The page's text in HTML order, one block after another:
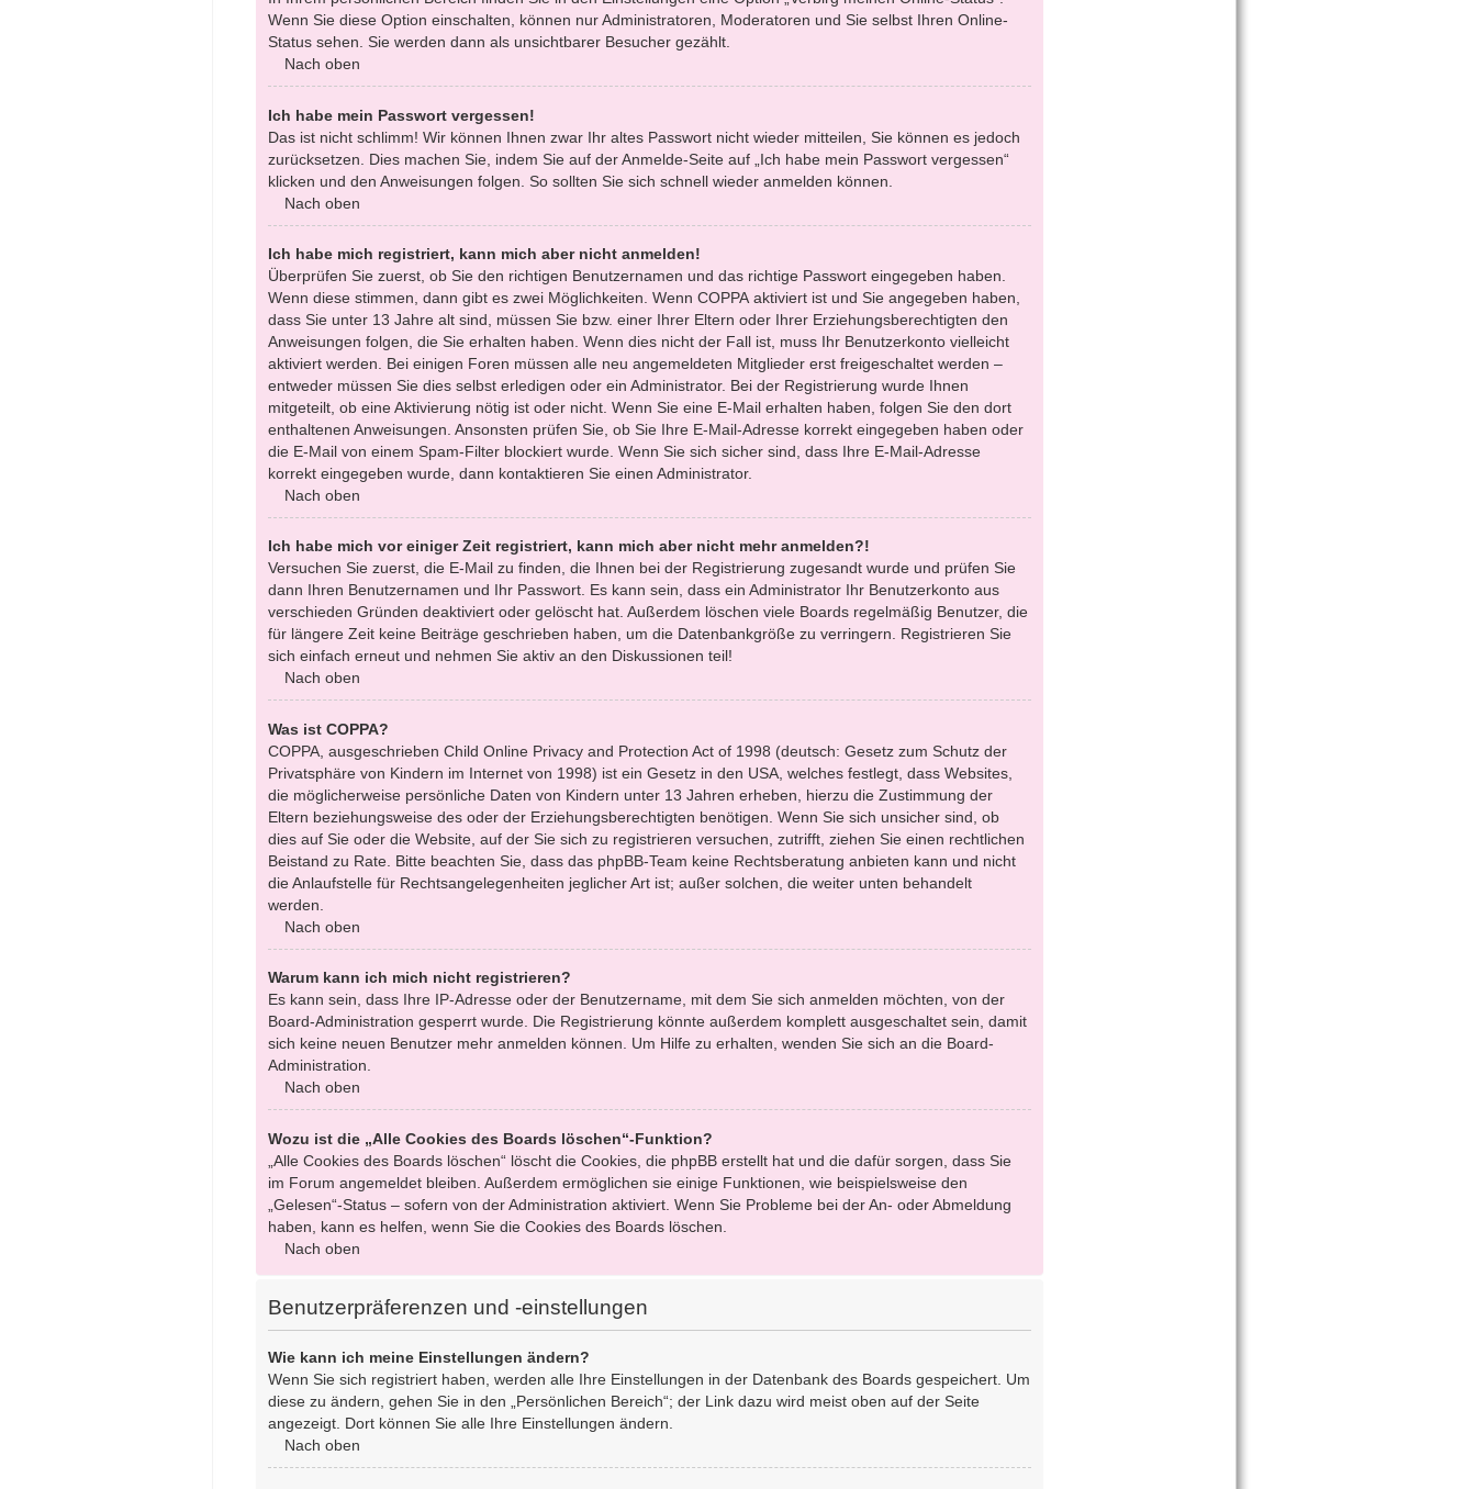
Wenn Sie diese Option einschalten, können nur Administratoren, Moderatoren und Sie selbst Ihren Online-
Status sehen. Sie werden dann als unsichtbarer Besucher gezählt.
Nach oben
Ich habe mein Passwort vergessen!
Das ist nicht schlimm! Wir können Ihnen zwar Ihr altes Passwort nicht wieder mitteilen, Sie können es jedoch
zurücksetzen. Dies machen Sie, indem Sie auf der Anmelde-Seite auf „Ich habe mein Passwort vergessen“
klicken und den Anweisungen folgen. So sollten Sie sich schnell wieder anmelden können.
Nach oben
Ich habe mich registriert, kann mich aber nicht anmelden!
Überprüfen Sie zuerst, ob Sie den richtigen Benutzernamen und das richtige Passwort eingegeben haben.
Wenn diese stimmen, dann gibt es zwei Möglichkeiten. Wenn COPPAaktiviert ist und Sie angegeben haben,
dass Sie unter 13 Jahre alt sind, müssen Sie bzw. einer Ihrer Eltern oder Ihrer Erziehungsberechtigten den
Anweisungen folgen, die Sie erhalten haben. Wenn dies nicht der Fall ist, muss Ihr Benutzerkonto vielleicht
aktiviert werden. Bei einigen Foren müssen alle neu angemeldeten Mitglieder erst freigeschaltet werden –
entweder müssen Sie dies selbst erledigen oder ein Administrator. Bei der Registrierung wurde Ihnen
mitgeteilt, ob eine Aktivierung nötig ist oder nicht. Wenn Sie eine E-Mail erhalten haben, folgen Sie den dort
enthaltenen Anweisungen. Ansonsten prüfen Sie, ob Sie Ihre E-Mail-Adresse korrekt eingegeben haben oder
die E-Mail von einem Spam-Filter blockiert wurde. Wenn Sie sich sicher sind, dass Ihre E-Mail-Adresse
korrekt eingegeben wurde, dann kontaktieren Sie einen Administrator.
Nach oben
Ich habe mich vor einiger Zeit registriert, kann mich aber nicht mehr anmelden?!
Versuchen Sie zuerst, die E-Mail zu finden, die Ihnen bei der Registrierung zugesandt wurde und prüfen Sie
dann Ihren Benutzernamen und Ihr Passwort. Es kann sein, dass ein Administrator Ihr Benutzerkonto aus
verschieden Gründen deaktiviert oder gelöscht hat. Außerdem löschen viele Boards regelmäßig Benutzer, die
für längere Zeit keine Beiträge geschrieben haben, um die Datenbankgröße zu verringern. Registrieren Sie
sich einfach erneut und nehmen Sie aktiv an den Diskussionen teil!
Nach oben
Was ist COPPA?
COPPA, ausgeschrieben Child Online Privacy and Protection Act of 1998 (deutsch: Gesetz zum Schutz der
Privatsphäre von Kindern im Internet von 1998) ist ein Gesetz in den USA, welches festlegt, dass Websites,
die möglicherweise persönliche Daten von Kindern unter 13 Jahren erheben, hierzu die Zustimmung der
Eltern beziehungsweise des oder der Erziehungsberechtigten benötigen. Wenn Sie sich unsicher sind, ob
dies auf Sie oder die Website, auf der Sie sich zu registrieren versuchen, zutrifft, ziehen Sie einen rechtlichen
Beistand zu Rate. Bitte beachten Sie, dass das phpBB-Team keine Rechtsberatung anbieten kann und nicht
die Anlaufstelle für Rechtsangelegenheiten jeglicher Art ist; außer solchen, die weiter unten behandelt
werden.
Nach oben
Warum kann ich mich nicht registrieren?
Es kann sein, dass Ihre IP-Adresse oder der Benutzername, mit dem Sie sich anmelden möchten, von der
Board-Administration gesperrt wurde. Die Registrierung könnte außerdem komplett ausgeschaltet sein, damit
sich keine neuen Benutzer mehr anmelden können. Um Hilfe zu erhalten, wenden Sie sich an die Board-
Administration.
Nach oben
Wozu ist die „Alle Cookies des Boards löschen“-Funktion?
„Alle Cookies des Boards löschen“ löscht die Cookies, die phpBB erstellt hat und die dafür sorgen, dass Sie
im Forum angemeldet bleiben. Außerdem ermöglichen sie einige Funktionen, wie beispielsweise den
„Gelesen“-Status – sofern von der Administration aktiviert. Wenn Sie Probleme bei der An- oder Abmeldung
haben, kann es helfen, wenn Sie die Cookies des Boards löschen.
Nach oben
Benutzerpräferenzen und -einstellungen
Wie kann ich meine Einstellungen ändern?
Wenn Sie sich registriert haben, werden alle Ihre Einstellungen in der Datenbank des Boards gespeichert. Um
diese zu ändern, gehen Sie in den „Persönlichen Bereich“; der Link dazu wird meist oben auf der Seite
angezeigt. Dort können Sie alle Ihre Einstellungen ändern.
Nach oben